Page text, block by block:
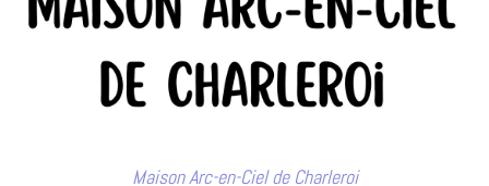
Maison Arc-en-Ciel de Charleroi